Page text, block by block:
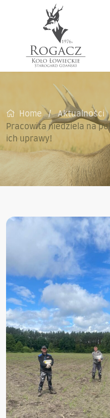
Home
Aktualności
Pracowita niedziela na
ich uprawy!